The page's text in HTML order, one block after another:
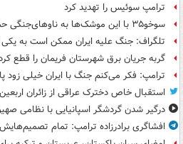
ترامپ سوئیس را تهدید کرد
سوخو۳۵ با این موشک‌ها به ناوهای‌جنگی حمله می‌کند
تلگراف: جنگ علیه ایران ممکن است به یکی
گربه جریان برق شهرستان فریمان را قطع
ترامپ: فکر می‌کنم جنگ با ایران خیلی زود
استقبال خاص دخترک عراقی از زائران
درگیر شدن گردشگر اسپانیایی با نظامی
افشاگری برادرزاده ترامپ: تمام